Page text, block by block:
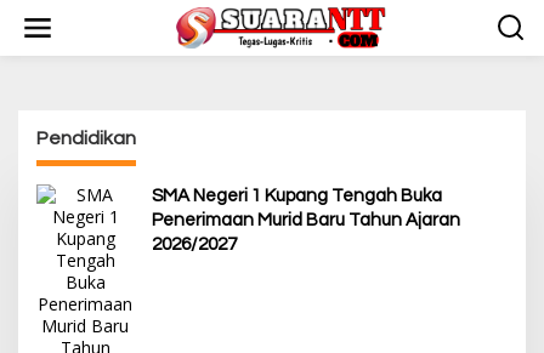
w
Pendidikan
SMA Negeri 1 Kupang Tengah Buka
Penerimaan Murid Baru Tahun Ajaran
2026/2027